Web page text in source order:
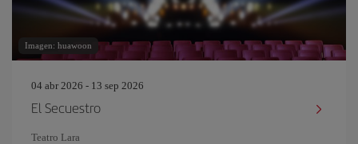
Imagen: huawoon
04 abr 2026 - 13 sep 2026
El Secuestro
Teatro Lara